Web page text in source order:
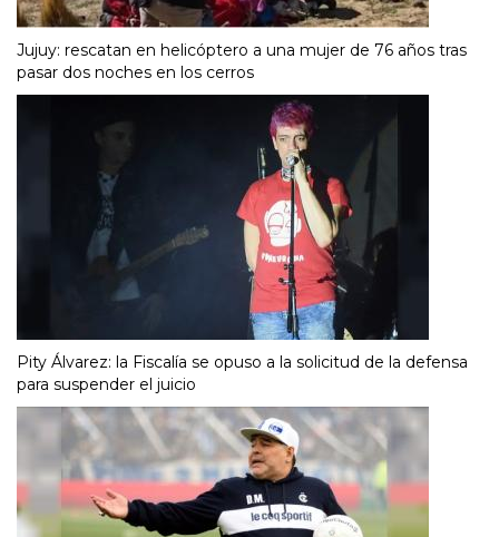
Jujuy: rescatan en helicóptero a una mujer de 76 años tras
pasar dos noches en los cerros
Pity Álvarez: la Fiscalía se opuso a la solicitud de la defensa
para suspender el juicio